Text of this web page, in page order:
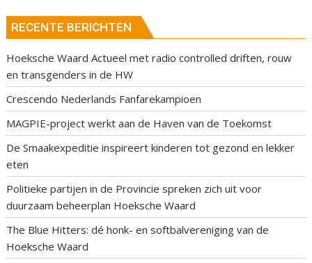
RECENTE BERICHTEN
Hoeksche Waard Actueel met radio controlled driften, rouw
en transgenders in de HW
Crescendo Nederlands Fanfarekampioen
MAGPIE-project werkt aan de Haven van de Toekomst
De Smaakexpeditie inspireert kinderen tot gezond en lekker
eten
Politieke partijen in de Provincie spreken zich uit voor
duurzaam beheerplan Hoeksche Waard
The Blue Hitters: dé honk- en softbalvereniging van de
Hoeksche Waard